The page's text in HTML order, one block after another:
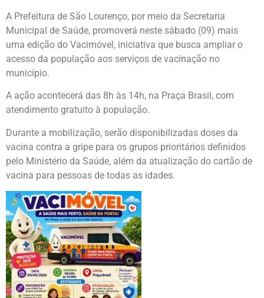
A Prefeitura de São Lourenço, por meio da Secretaria
Municipal de Saúde, promoverá neste sábado (09) mais
uma edição do Vacimóvel, iniciativa que busca ampliar o
acesso da população aos serviços de vacinação no
município.
A ação acontecerá das 8h às 14h, na Praça Brasil , com
atendimento gratuito à população.
Durante a mobilização, serão disponibilizadas doses da
vacina contra a gripe para os grupos prioritários definidos
pelo Ministério da Saúde, além da atualização do cartão de
vacina para pessoas de todas as idades.